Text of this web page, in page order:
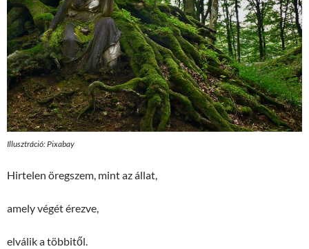
Illusztráció: Pixabay
Hirtelen öregszem, mint az állat,
amely végét érezve,
elválik a többitől.